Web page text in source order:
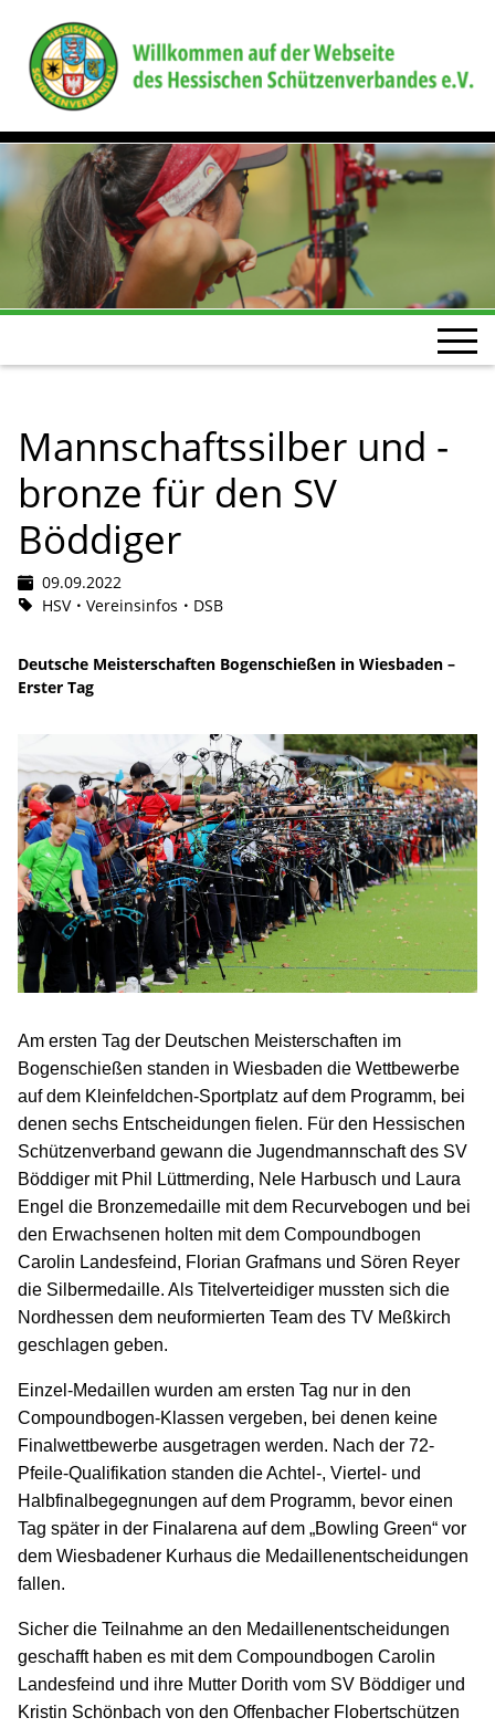
Mannschaftssilber und -
bronze für den SV
Böddiger
09.09.2022
HSV
Vereinsinfos DSB
Deutsche Meisterschaften Bogenschießen in Wiesbaden –
Erster Tag
Am ersten Tag der Deutschen Meisterschaften im
Bogenschießen standen in Wiesbaden die Wettbewerbe
auf dem Kleinfeldchen-Sportplatz auf dem Programm, bei
denen sechs Entscheidungen fielen. Für den Hessischen
Schützenverband gewann die Jugendmannschaft des SV
Böddiger mit Phil Lüttmerding, Nele Harbusch und Laura
Engel die Bronzemedaille mit dem Recurvebogen und bei
den Erwachsenen holten mit dem Compoundbogen
Carolin Landesfeind, Florian Grafmans und Sören Reyer
die Silbermedaille. Als Titelverteidiger mussten sich die
Nordhessen dem neuformierten Team des TV Meßkirch
geschlagen geben.
Einzel-Medaillen wurden am ersten Tag nur in den
Compoundbogen-Klassen vergeben, bei denen keine
Finalwettbewerbe ausgetragen werden. Nach der 72-
Pfeile-Qualifikation standen die Achtel-, Viertel- und
Halbfinalbegegnungen auf dem Programm, bevor einen
Tag später in der Finalarena auf dem „Bowling Green“ vor
dem Wiesbadener Kurhaus die Medaillenentscheidungen
fallen.
Sicher die Teilnahme an den Medaillenentscheidungen
geschafft haben es mit dem Compoundbogen Carolin
Landesfeind und ihre Mutter Dorith vom SV Böddiger und
Kristin Schönbach von den Offenbacher Flobertschützen